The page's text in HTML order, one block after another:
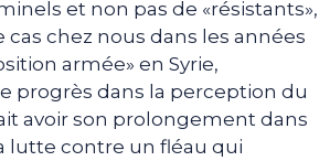
et non pas de «résistants»,
chez nous dans les années
armée» en Syrie,
progrès dans la perception du
avoir son prolongement dans
lutte contre un fléau qui